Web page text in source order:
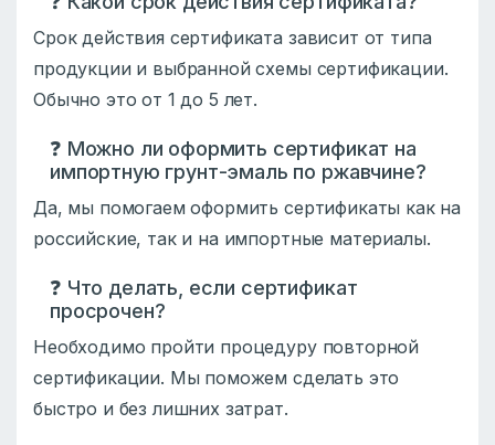
Срок действия сертификата зависит от типа
продукции и выбранной схемы сертификации.
Обычно это от 1 до 5 лет.
❓ Можно ли оформить сертификат на
импортную грунт-эмаль по ржавчине?
Да, мы помогаем оформить сертификаты как на
российские, так и на импортные материалы.
❓ Что делать, если сертификат
просрочен?
Необходимо пройти процедуру повторной
сертификации. Мы поможем сделать это
быстро и без лишних затрат.